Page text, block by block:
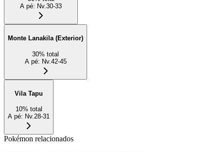
A pé: Nv.30-33
Monte Lanakila (Exterior)
30% total
A pé: Nv.42-45
Vila Tapu
10% total
A pé: Nv.28-31
Pokémon relacionados